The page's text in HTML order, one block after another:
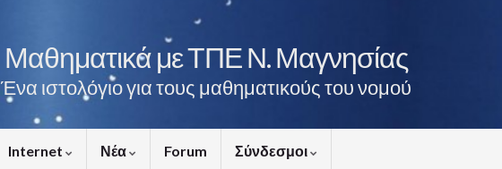
Μαθηματικά με ΤΠΕ Ν. Μαγνησίας
Ένα ιστολόγιο για τους μαθηματικούς του νομού
Internet Νέα Forum Σύνδεσμοι